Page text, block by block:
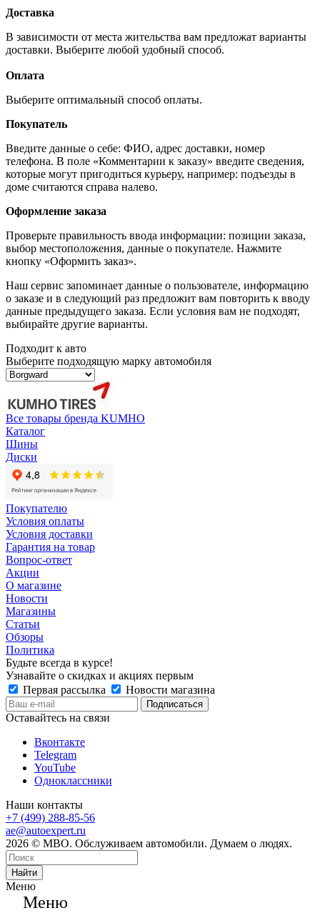
Доставка
В зависимости от места жительства вам предложат варианты
доставки. Выберите любой удобный способ.
Оплата
Выберите оптимальный способ оплаты.
Покупатель
Введите данные о себе: ФИО, адрес доставки, номер
телефона. В поле «Комментарии к заказу» введите сведения,
которые могут пригодиться курьеру, например: подъезды в
доме считаются справа налево.
Оформление заказа
Проверьте правильность ввода информации: позиции заказа,
выбор местоположения, данные о покупателе. Нажмите
кнопку «Оформить заказ».
Наш сервис запоминает данные о пользователе, информацию
о заказе и в следующий раз предложит вам повторить к вводу
данные предыдущего заказа. Если условия вам не подходят,
выбирайте другие варианты.
Подходит к авто
Выберите подходящую марку автомобиля
Все товары бренда KUMHO
Каталог
Шины
Диски
Покупателю
Условия оплаты
Условия доставки
Гарантия на товар
Вопрос-ответ
Акции
О магазине
Новости
Магазины
Статьи
Обзоры
Политика
Будьте всегда в курсе!
Узнавайте о скидках и акциях первым
Первая рассылка
Новости магазина
Оставайтесь на связи
Вконтакте
Telegram
YouTube
Одноклассники
Наши контакты
+7 (499) 288-85-56
ae@autoexpert.ru
2026 © МВО. Обслуживаем автомобили. Думаем о людях.
Найти
Меню
Меню